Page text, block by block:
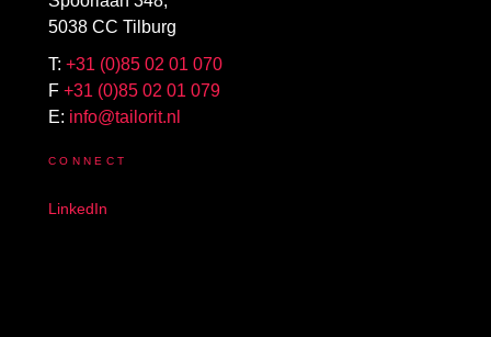
5038 CC Tilburg
T: +31 (0)85 02 01 070
F +31 (0)85 02 01 079
E: info@tailorit.nl
CONNECT
LinkedIn